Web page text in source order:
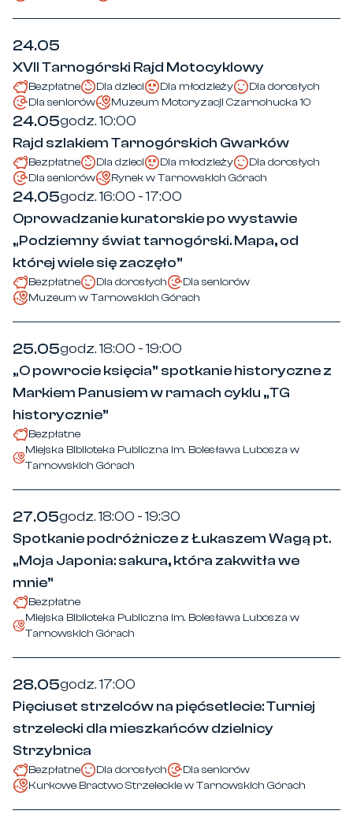
24.05
XVII Tarnogórski Rajd Motocyklowy
Bezpłatne Dla dzieci Dla młodzieży
Dla dorosłych
Dla seniorów
Muzeum Motoryzacji Czarnohucka 10
24.05godz. 10:00
Rajd szlakiem Tarnogórskich Gwarków
Bezpłatne Dla dzieci Dla młodzieży
Dla dorosłych
Dla seniorów
Rynek w Tarnowskich Górach
24.05godz. 16:00 - 17:00
Oprowadzanie kuratorskie po wystawie
„Podziemny świat tarnogórski. Mapa, od
której wiele się zaczęło”
Bezpłatne Dla dorosłych
Dla seniorów
Muzeum w Tarnowskich Górach
25.05godz. 18:00 - 19:00
„O powrocie księcia” spotkanie historyczne z
Markiem Panusiem w ramach cyklu „TG
historycznie”
Bezpłatne
Miejska Biblioteka Publiczna im. Bolesława Lubosza w
Tarnowskich Górach
27.05godz. 18:00 - 19:30
Spotkanie podróżnicze z Łukaszem Wagą pt.
„Moja Japonia: sakura, która zakwitła we
mnie”
Bezpłatne
Miejska Biblioteka Publiczna im. Bolesława Lubosza w
Tarnowskich Górach
28.05godz. 17:00
Pięciuset strzelców na pięćsetlecie: Turniej
strzelecki dla mieszkańców dzielnicy
Strzybnica
Bezpłatne Dla dorosłych
Dla seniorów
Kurkowe Bractwo Strzeleckie w Tarnowskich Górach